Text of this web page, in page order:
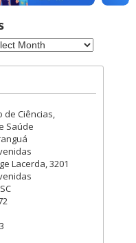
de Ciências,
Saúde
Lacerda, 3201